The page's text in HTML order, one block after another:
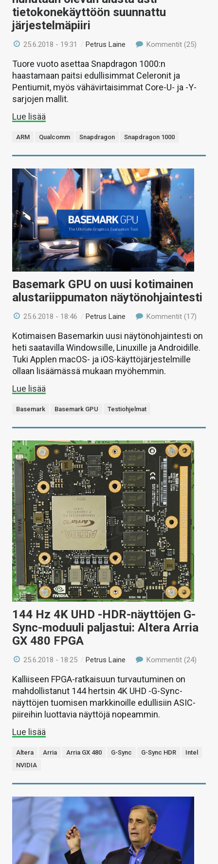
tietokonekäyttöön suunnattu
järjestelmäpiiri
25.6.2018 - 19:31 /Petrus Laine Kommentit (25)
Tuore vuoto asettaa Snapdragon 1000:n
haastamaan paitsi edullisimmat Celeronit ja
Pentiumit, myös vähävirtaisimmat Core-U- ja -Y-
sarjojen mallit.
Lue lisää
ARM Qualcomm Snapdragon Snapdragon 1000
Basemark GPU on uusi kotimainen
alustariippumaton näytönohjaintesti
25.6.2018 - 18:46 /Petrus Laine Kommentit (17)
Kotimaisen Basemarkin uusi näytönohjaintesti on
heti saatavilla Windowsille, Linuxille ja Androidille.
Tuki Applen macOS- ja iOS-käyttöjärjestelmille
ollaan lisäämässä mukaan myöhemmin.
Lue lisää
Basemark Basemark GPU Testiohjelmat
144 Hz 4K UHD -HDR-näyttöjen G-
Sync-moduuli paljastui: Altera Arria
GX 480 FPGA
25.6.2018 - 18:25 /Petrus Laine Kommentit (24)
Kalliiseen FPGA-ratkaisuun turvautuminen on
mahdollistanut 144 hertsin 4K UHD -G-Sync-
näyttöjen tuomisen markkinoille edullisiin ASIC-
piireihin luottavia näyttöjä nopeammin.
Lue lisää
Altera Arria Arria GX 480 G-Sync G-Sync HDR
Intel
NVIDIA